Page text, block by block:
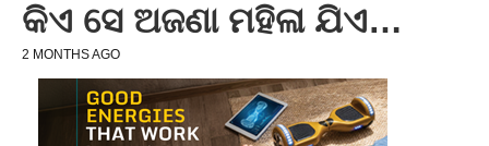
କିଏ ସେ ଅଜଣା ମହିଳା ଯିଏ…
2 MONTHS AGO